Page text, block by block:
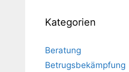
Kategorien
Beratung
Betrugsbekämpfung